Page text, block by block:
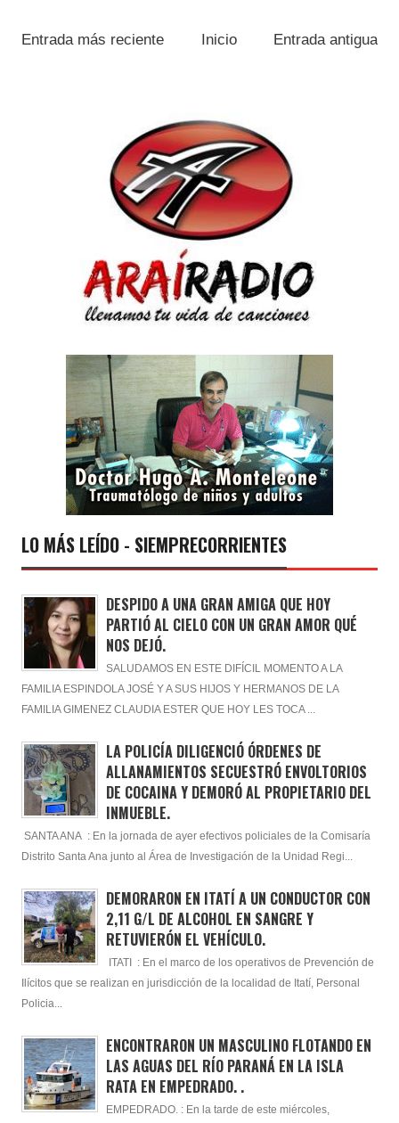
Entrada más reciente Entrada antigua
Inicio
LO MÁS LEÍDO - SIEMPRECORRIENTES
DESPIDO A UNA GRAN AMIGA QUE HOY
PARTIÓ AL CIELO CON UN GRAN AMOR QUÉ
NOS DEJÓ.
SALUDAMOS EN ESTE DIFÍCIL MOMENTO A LA
FAMILIA ESPINDOLA JOSÉ Y A SUS HIJOS Y HERMANOS DE LA
FAMILIA GIMENEZ CLAUDIA ESTER QUE HOY LES TOCA ...
LA POLICÍA DILIGENCIÓ ÓRDENES DE
ALLANAMIENTOS SECUESTRÓ ENVOLTORIOS
DE COCAINA Y DEMORÓ AL PROPIETARIO DEL
INMUEBLE.
SANTA ANA : En la jornada de ayer efectivos policiales de la Comisaría
Distrito Santa Ana junto al Área de Investigación de la Unidad Regi...
DEMORARON EN ITATÍ A UN CONDUCTOR CON
2,11 G/L DE ALCOHOL EN SANGRE Y
RETUVIERÓN EL VEHÍCULO.
ITATI : En el marco de los operativos de Prevención de
Ilícitos que se realizan en jurisdicción de la localidad de Itatí, Personal
Policia...
ENCONTRARON UN MASCULINO FLOTANDO EN
LAS AGUAS DEL RÍO PARANÁ EN LA ISLA
RATA EN EMPEDRADO. .
EMPEDRADO. : En la tarde de este miércoles,